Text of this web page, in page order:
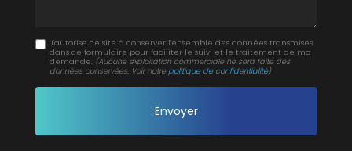
J'autorise ce site à conserver l'ensemble des données transmises
dans ce formulaire pour faciliter le suivi et le traitement de ma
demande. (Aucune exploitation commerciale ne sera faite des
données conservées. Voir notre politique de confidentialité)